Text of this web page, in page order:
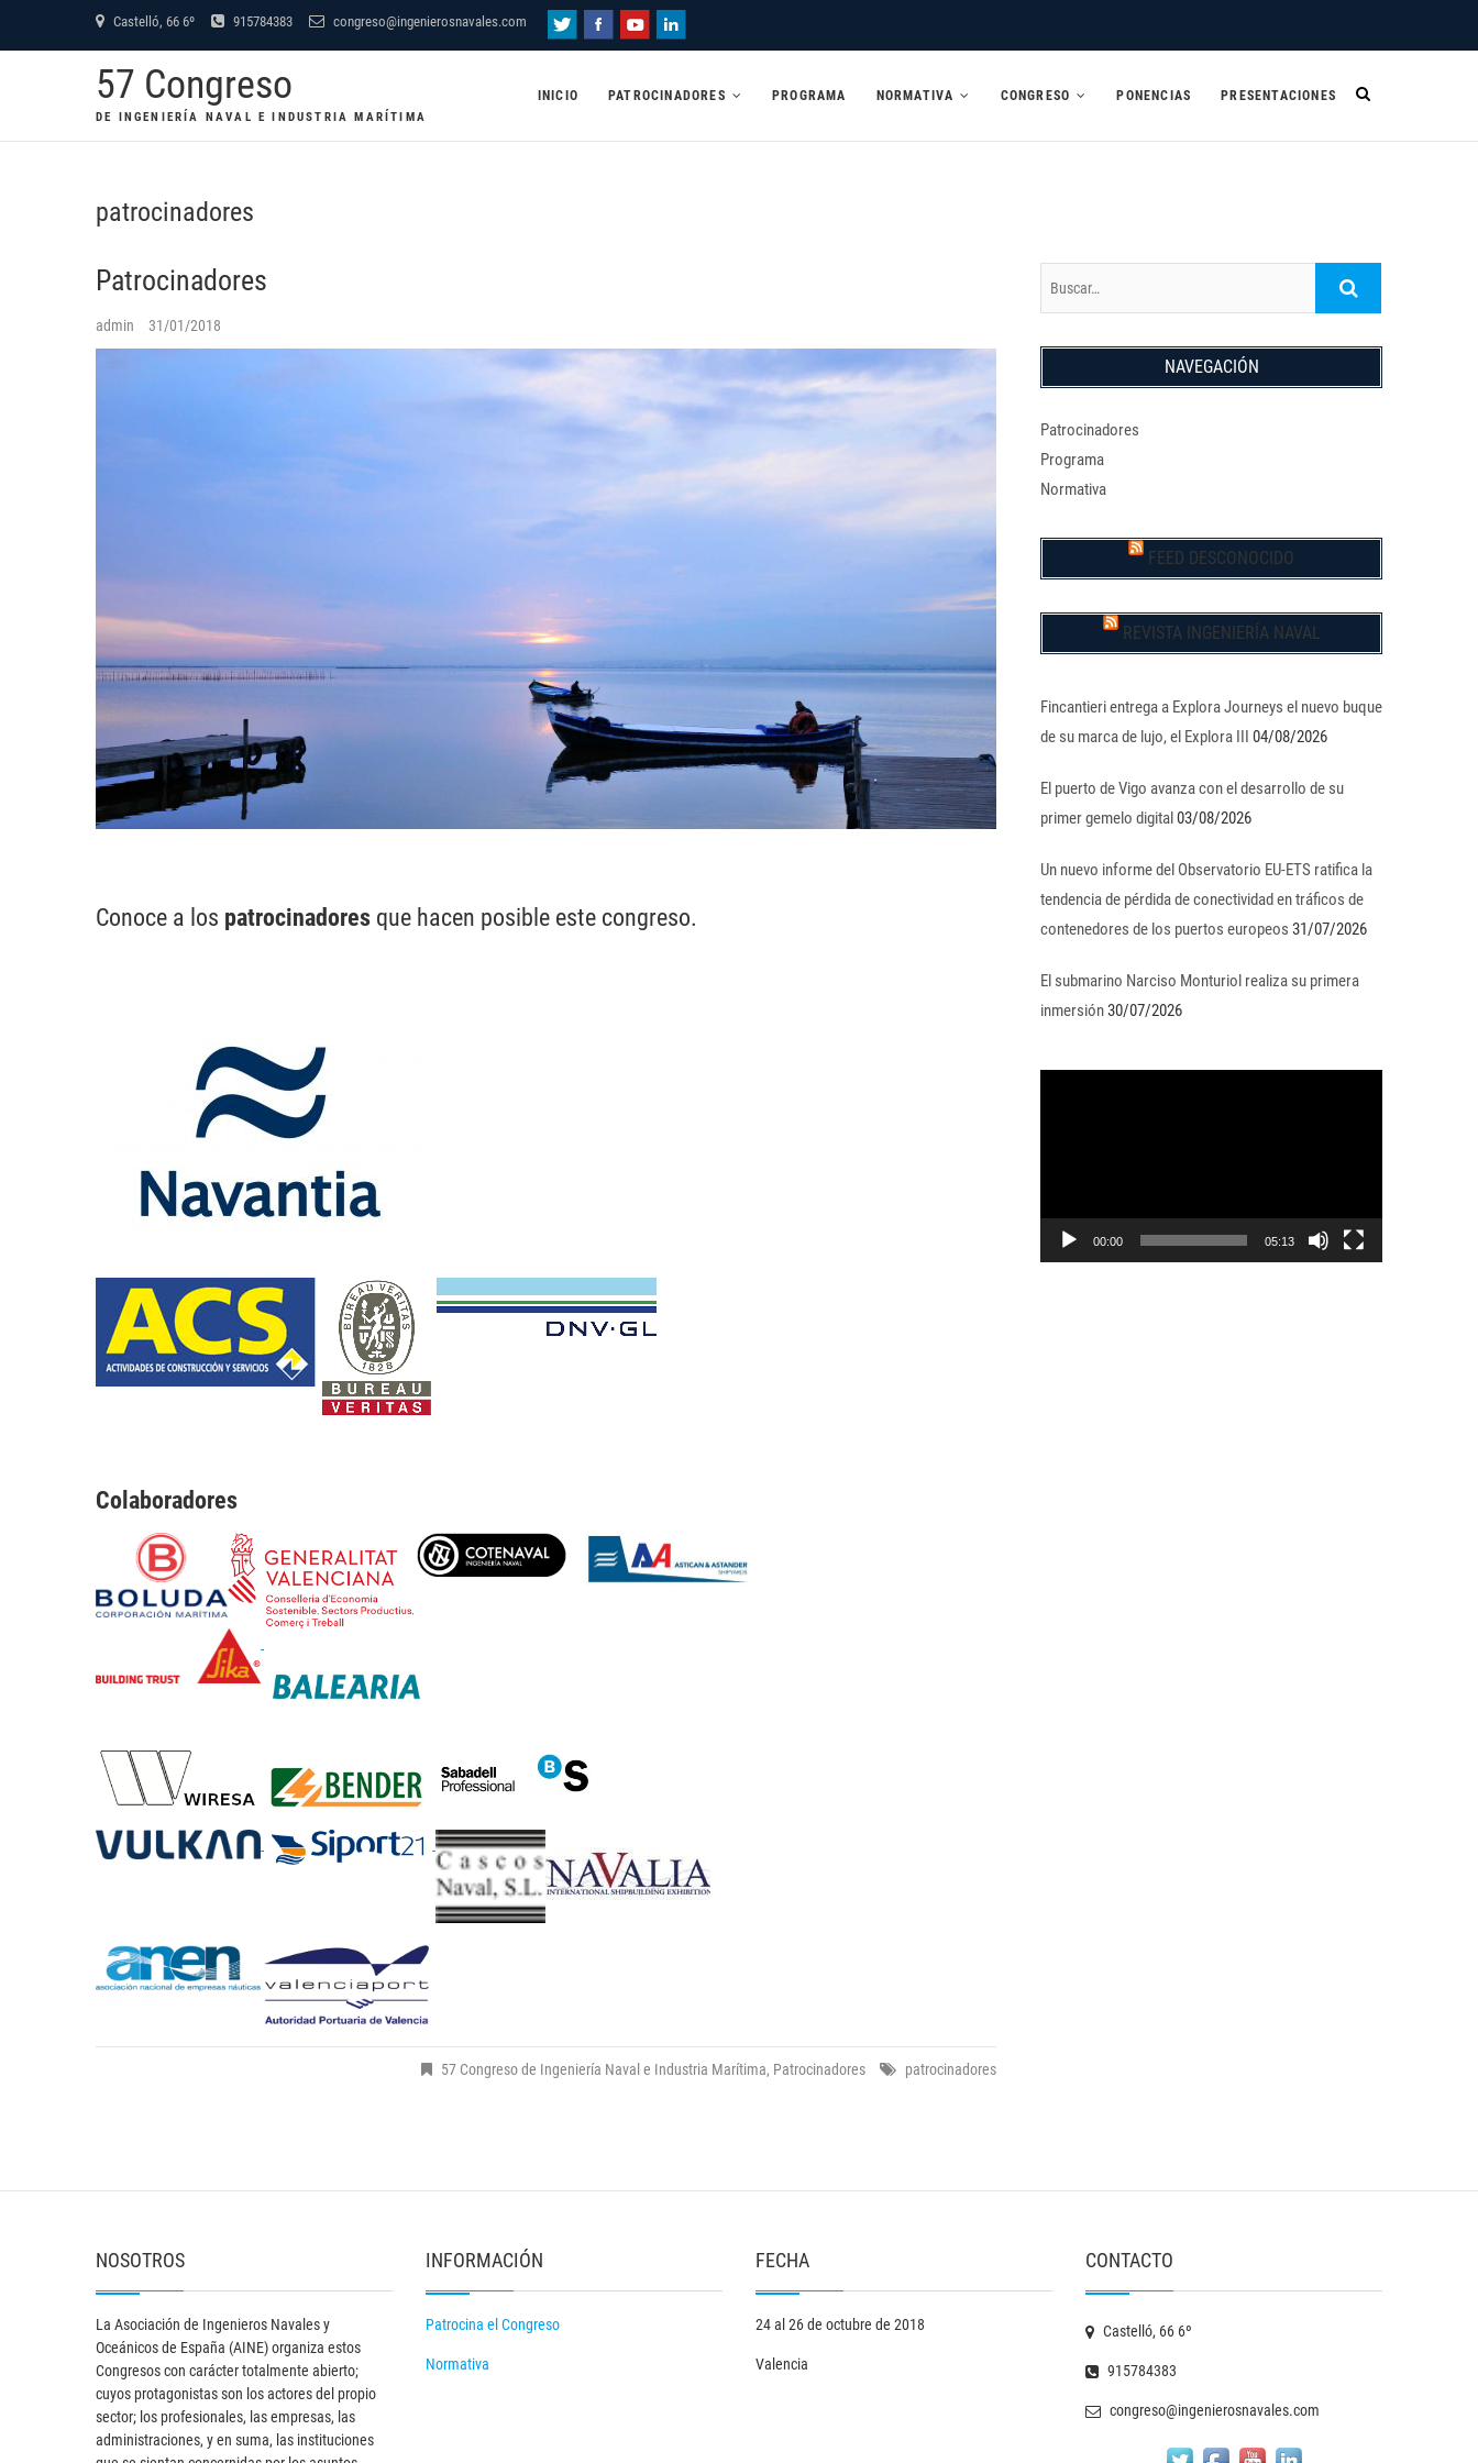
Castelló, 66 6º 915784383 congreso@ingenierosnavales.com
57 Congreso
DE INGENIERÍA NAVAL E INDUSTRIA MARÍTIMA
INICIO PATROCINADORES PROGRAMA NORMATIVA CONGRESO PONENCIAS PRESENTACIONES
patrocinadores
Patrocinadores
admin 31/01/2018
Conoce a los patrocinadores que hacen posible este congreso.
Colaboradores
57 Congreso de Ingeniería Naval e Industria Marítima, Patrocinadores patrocinadores
Buscar…
NAVEGACIÓN
Patrocinadores
Programa
Normativa
FEED DESCONOCIDO
REVISTA INGENIERÍA NAVAL
Fincantieri entrega a Explora Journeys el nuevo buque
de su marca de lujo, el Explora III 04/08/2026
El puerto de Vigo avanza con el desarrollo de su
primer gemelo digital03/08/2026
Un nuevo informe del Observatorio EU-ETS ratifica la
tendencia de pérdida de conectividad en tráficos de
contenedores de los puertos europeos 31/07/2026
El submarino Narciso Monturiol realiza su primera
inmersión30/07/2026
00:00 05:13
NOSOTROS
La Asociación de Ingenieros Navales y
Oceánicos de España (AINE) organiza estos
Congresos con carácter totalmente abierto;
cuyos protagonistas son los actores del propio
sector; los profesionales, las empresas, las
administraciones, y en suma, las instituciones
INFORMACIÓN
Patrocina el Congreso
Normativa
FECHA
24 al 26 de octubre de 2018
Valencia
CONTACTO
Castelló, 66 6º
915784383
congreso@ingenierosnavales.com